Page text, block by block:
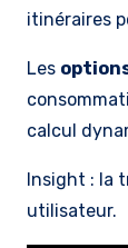
itinéraires
Les
calcul
Insight : la
utilisateur.